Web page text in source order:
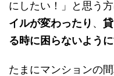
にしたい！」と思う
イルが変わったり 、
る時に困らないよう
たまにマンションの